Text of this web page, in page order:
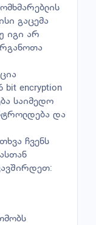
გაცემა
იგი არ
bit encryption
საიმედო
და
ჩვენს